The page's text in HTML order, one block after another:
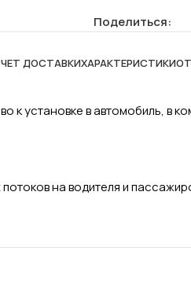
Поделиться:
ДОСТАВКИХАРАКТЕРИСТИКИ
установке в автомобиль, в
на водителя и